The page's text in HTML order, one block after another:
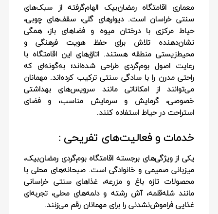
معماری اقامتگاه رمضان‌بیک الهام‌گرفته از سبک‌های
سنتی خراسان است. دیوارهای گلی، سقف‌های چوبی،
حیاط مرکزی با درختان میوه و فضاهای باز، همگی
نشان‌دهنده تلاش برای حفظ هویت فرهنگی و
محیط‌زیستی منطقه هستند. اتاق‌های این اقامتگاه با
رعایت اصول بوم‌گردی طراحی شده‌اند؛ به‌گونه‌ای که
راحتی مدرن را با سادگی سنتی ترکیب کرده‌اند. مهمانان
می‌توانند از امکاناتی مانند سرویس‌های بهداشتی
خصوصی، گرمایش و سرمایش مناسب، و فضای
استراحت در حیاط استفاده کنند.
خدمات و فعالیت‌های تفریحی :
یکی از ویژگی‌های برجسته اقامتگاه بوم‌گردی رمضان‌بیک،
میزبانی صمیمی و خانوادگی است. صبحانه‌های محلی با
محصولات تازه باغ و مزرعه، غذاهای سنتی خراسانی
مانند شله‌قلمه، آش رشته و دلمه‌های محلی، تجربه‌ای
غذایی فراموش‌نشدنی را برای مهمانان رقم می‌زنند.